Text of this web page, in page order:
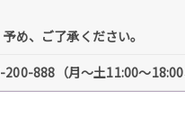
め、ご了承ください。
888（月～土11:00～18:00